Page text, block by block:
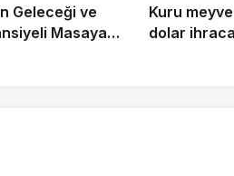
Geleceği ve
Masaya
Kuru
dolar